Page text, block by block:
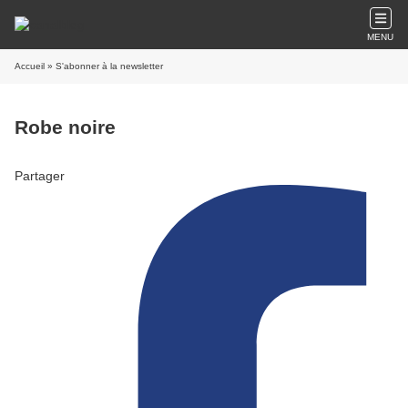
MENU
Accueil » S'abonner à la newsletter
Robe noire
Partager